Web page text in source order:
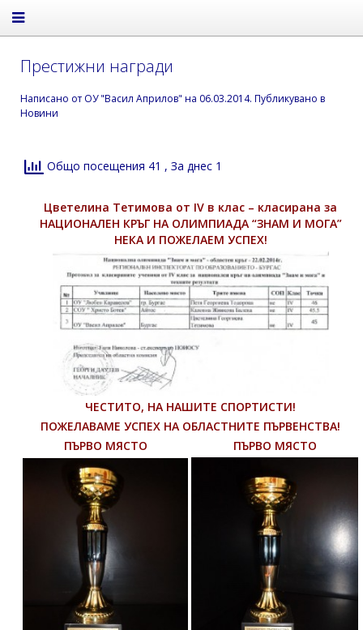
Престижни награди
Написано от ОУ "Васил Априлов" на 06.03.2014. Публикувано в
Новини
Общо посещения 41 , За днес 1
Цветелина Тетимова от IV в клас – класирана за
НАЦИОНАЛЕН КРЪГ НА ОЛИМПИАДА “ЗНАМ И МОГА”
НЕКА И ПОЖЕЛАЕМ УСПЕХ!
ЧЕСТИТО, НА НАШИТЕ СПОРТИСТИ!
ПОЖЕЛАВАМЕ УСПЕХ НА ОБЛАСТНИТЕ ПЪРВЕНСТВА!
ПЪРВО МЯСТО
ПЪРВО МЯСТО